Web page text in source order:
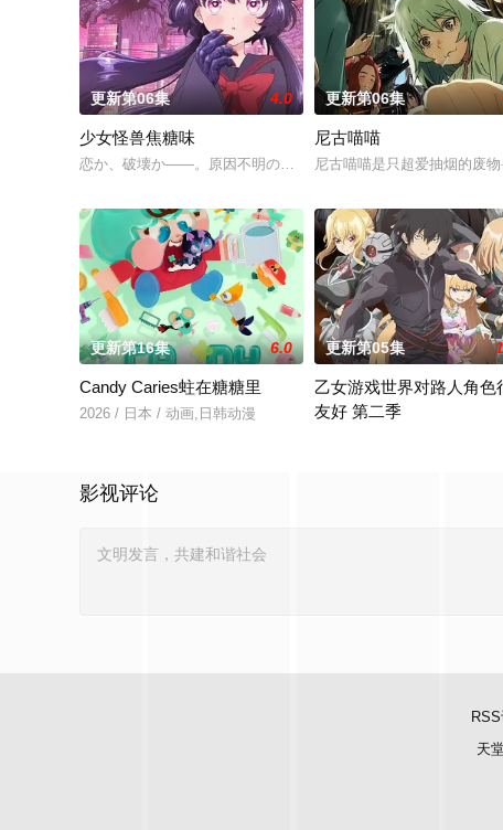
更新第06集 4.0
少女怪兽焦糖味
恋か、破壊か――。原因不明の病に悩まされている女子高生・赤
更新第06集
尼古喵喵
尼古喵喵是只超爱抽烟的废
更新第16集 6.0
Candy Caries蛀在糖糖里
2026 / 日本 / 动画,日韩动漫
更新第05集
乙女游戏世界对路人角色
友好 第二季
影视评论
天